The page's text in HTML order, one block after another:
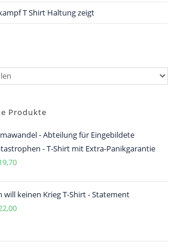
T Shirt Haltung zeigt
Produkte
- Abteilung für Eingebildete
- T-Shirt mit Extra-Panikgarantie
will keinen Krieg T-Shirt - Statement